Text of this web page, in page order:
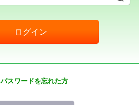
ログイン
パスワードを忘れた方